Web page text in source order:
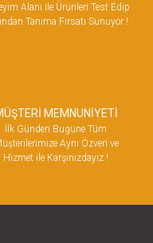
Alanı ile Ürünleri Test Edip
Tanıma Fırsatı Sunuyor !
MEMNUNİYETİ
İlk Günden Bugüne Tüm
Aynı Özveri ve
Hizmet ile Karşınızdayız !